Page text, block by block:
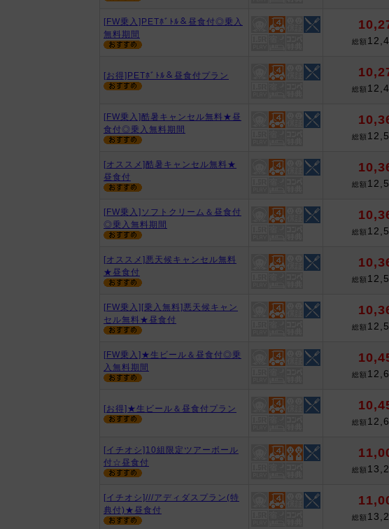
[FW乗入]PETﾎﾞﾄﾙ＆昼食付◎乗入
無料期間
総額
[お得]PETﾎﾞﾄﾙ＆昼食付プラン
総額
[FW乗入]酷暑キャンセル無料★昼
食付◎乗入無料期間
総額
[オススメ]酷暑キャンセル無料★
昼食付
総額
[FW乗入]ソフトクリーム＆昼食付
◎乗入無料期間
総額
[オススメ]悪天候キャンセル無料
★昼食付
総額
[FW乗入][乗入無料]悪天候キャン
セル無料★昼食付
総額
[FW乗入]★生ビール＆昼食付◎乗
入無料期間
総額
[お得]★生ビール＆昼食付プラン
総額
[イチオシ]10組限定ツアーボール
付☆昼食付
総額
[イチオシ]///アディダスプラン(特
典付)★昼食付
総額